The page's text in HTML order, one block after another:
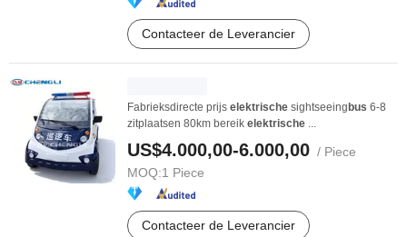
Contacteer de Leverancier
Fabrieksdirecte prijs elektrische sightseeing bus 6-8
zitplaatsen 80km bereik elektrische ...
US$4.000,00-6.000,00 / Piece
MOQ:1 Piece
Contacteer de Leverancier